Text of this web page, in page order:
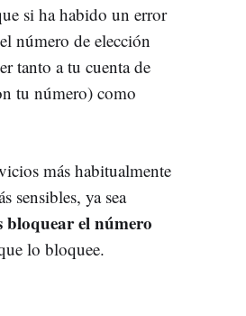
si ha habido un error
número de elección
tanto a tu cuenta de
tu número) como
más habitualmente
sensibles, ya sea
bloquear el número
lo bloquee.